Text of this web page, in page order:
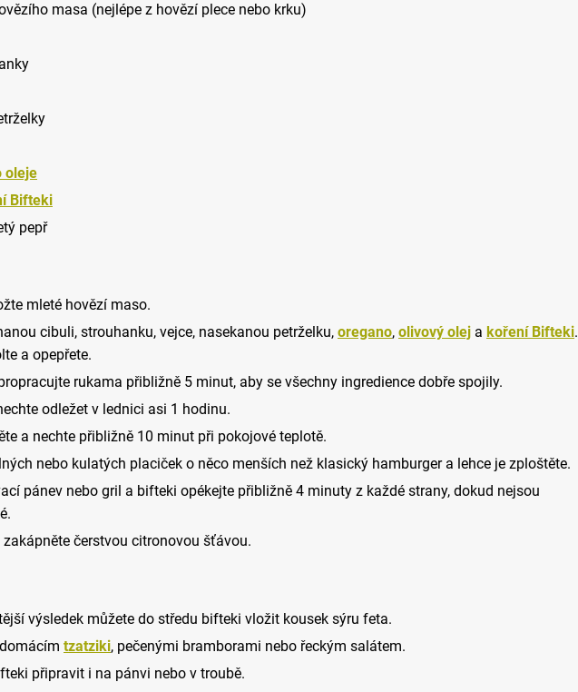
masa (nejlépe z hovězí plece nebo krku)
oleje
Bifteki
pepř
mleté hovězí maso.
cibuli, strouhanku, vejce, nasekanou petrželku, oregano, olivový olej a koření Bifteki.
a opepřete.
rukama přibližně 5 minut, aby se všechny ingredience dobře spojily.
odležet v lednici asi 1 hodinu.
a nechte přibližně 10 minut při pokojové teplotě.
nebo kulatých placiček o něco menších než klasický hamburger a lehce je zploštěte.
pánev nebo gril a bifteki opékejte přibližně 4 minuty z každé strany, dokud nejsou
čerstvou citronovou šťávou.
výsledek můžete do středu bifteki vložit kousek sýru feta.
tzatziki, pečenými bramborami nebo řeckým salátem.
připravit i na pánvi nebo v troubě.